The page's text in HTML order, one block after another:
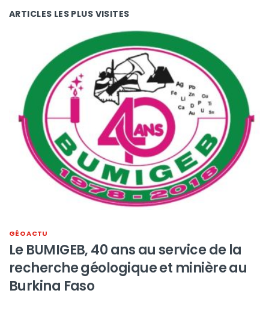
ARTICLES LES PLUS VISITES
GÉO ACTU
Le BUMIGEB, 40 ans au service de la
recherche géologique et minière au
Burkina Faso